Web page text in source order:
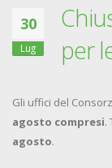
30
Lug
per
Gli uffici del
agosto compresi.
agosto.